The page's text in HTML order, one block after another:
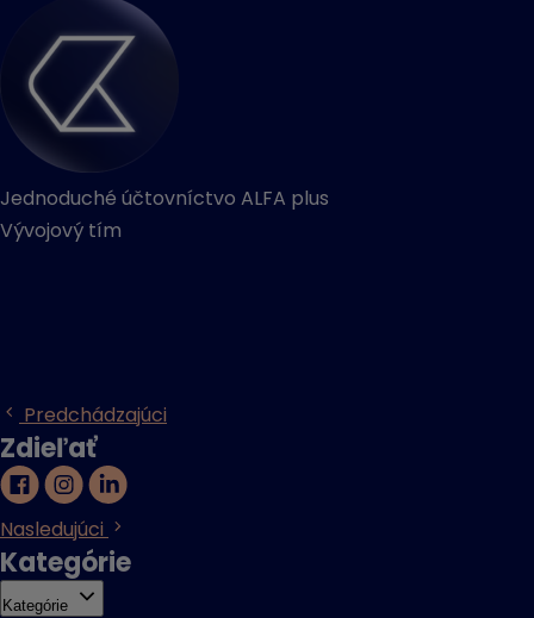
Jednoduché účtovníctvo ALFA plus
Vývojový tím
Predchádzajúci
Zdieľať
Nasledujúci
Kategórie
Kategórie